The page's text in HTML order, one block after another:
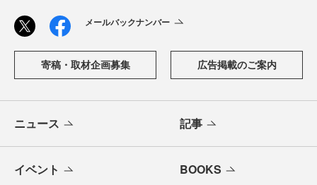
メールバックナンバー
寄稿・取材企画募集 広告掲載のご案内
ニュース 記事
イベント BOOKS